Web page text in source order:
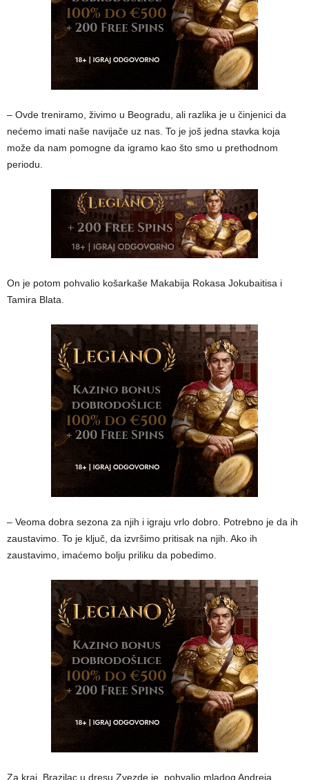
– Ovde treniramo, živimo u Beogradu, ali razlika je u činjenici da
nećemo imati naše navijače uz nas. To je još jedna stavka koja
može da nam pomogne da igramo kao što smo u prethodnom
periodu.
On je potom pohvalio košarkaše Makabija Rokasa Jokubaitisa i
Tamira Blata.
– Veoma dobra sezona za njih i igraju vrlo dobro. Potrebno je da ih
zaustavimo. To je ključ, da izvršimo pritisak na njih. Ako ih
zaustavimo, imaćemo bolju priliku da pobedimo.
Za kraj, Brazilac u dresu Zvezde je pohvalio mladog Andreja